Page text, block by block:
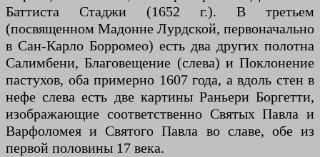
Баттиста Стаджи (1652 г.). В третьем
(посвященном Мадонне Лурдской, первоначально
в Сан-Карло Борромео) есть два других полотна
Салимбени, Благовещение (слева) и Поклонение
пастухов, оба примерно 1607 года, а вдоль стен в
нефе слева есть две картины Раньери Боргетти,
изображающие соответственно Святых Павла и
Варфоломея и Святого Павла во славе, обе из
первой половины 17 века.